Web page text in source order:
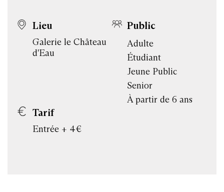
Lieu
Galerie le Château
d'Eau
Public
Adulte
Étudiant
Jeune Public
Senior
À partir de 6 ans
Tarif
Entrée + 4€